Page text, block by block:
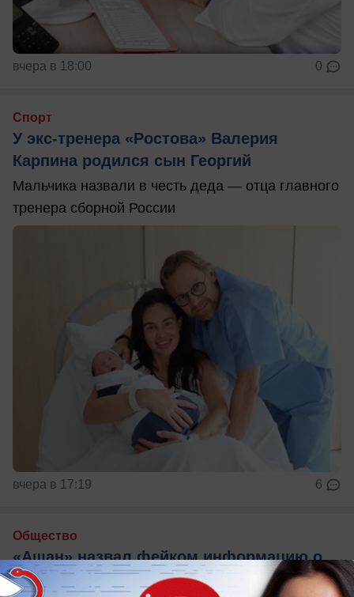
вчера в 18:00 0
Спорт
У экс-тренера «Ростова» Валерия
Карпина родился сын Георгий
Мальчика назвали в честь деда — отца главного
тренера сборной России
вчера в 17:19 6
Общество
«Ашан» назвал фейком информацию о
кишечной палочке в ростовском салате